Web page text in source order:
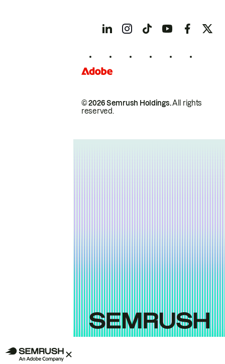
© 2026 Semrush Holdings.All rights
reserved.